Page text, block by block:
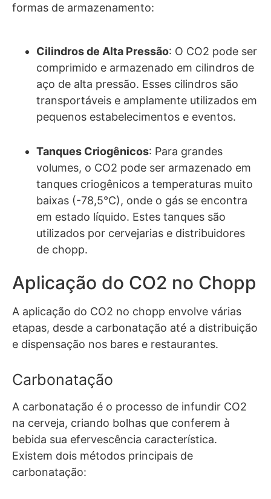
formas de armazenamento:
Cilindros de Alta Pressão: O CO2 pode ser
comprimido e armazenado em cilindros de
aço de alta pressão. Esses cilindros são
transportáveis e amplamente utilizados em
pequenos estabelecimentos e eventos.
Tanques Criogênicos: Para grandes
volumes, o CO2 pode ser armazenado em
tanques criogênicos a temperaturas muito
baixas (-78,5°C), onde o gás se encontra
em estado líquido. Estes tanques são
utilizados por cervejarias e distribuidores
de chopp.
Aplicação do CO2 no Chopp
A aplicação do CO2 no chopp envolve várias
etapas, desde a carbonatação até a distribuição
e dispensação nos bares e restaurantes.
Carbonatação
A carbonatação é o processo de infundir CO2
na cerveja, criando bolhas que conferem à
bebida sua efervescência característica.
Existem dois métodos principais de
carbonatação: